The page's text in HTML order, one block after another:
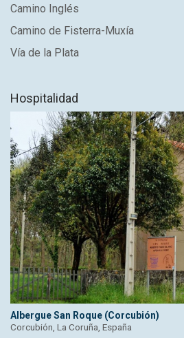
Camino Inglés
Camino de Fisterra-Muxía
Vía de la Plata
Hospitalidad
Albergue San Roque (Corcubión)
Corcubión, La Coruña, España